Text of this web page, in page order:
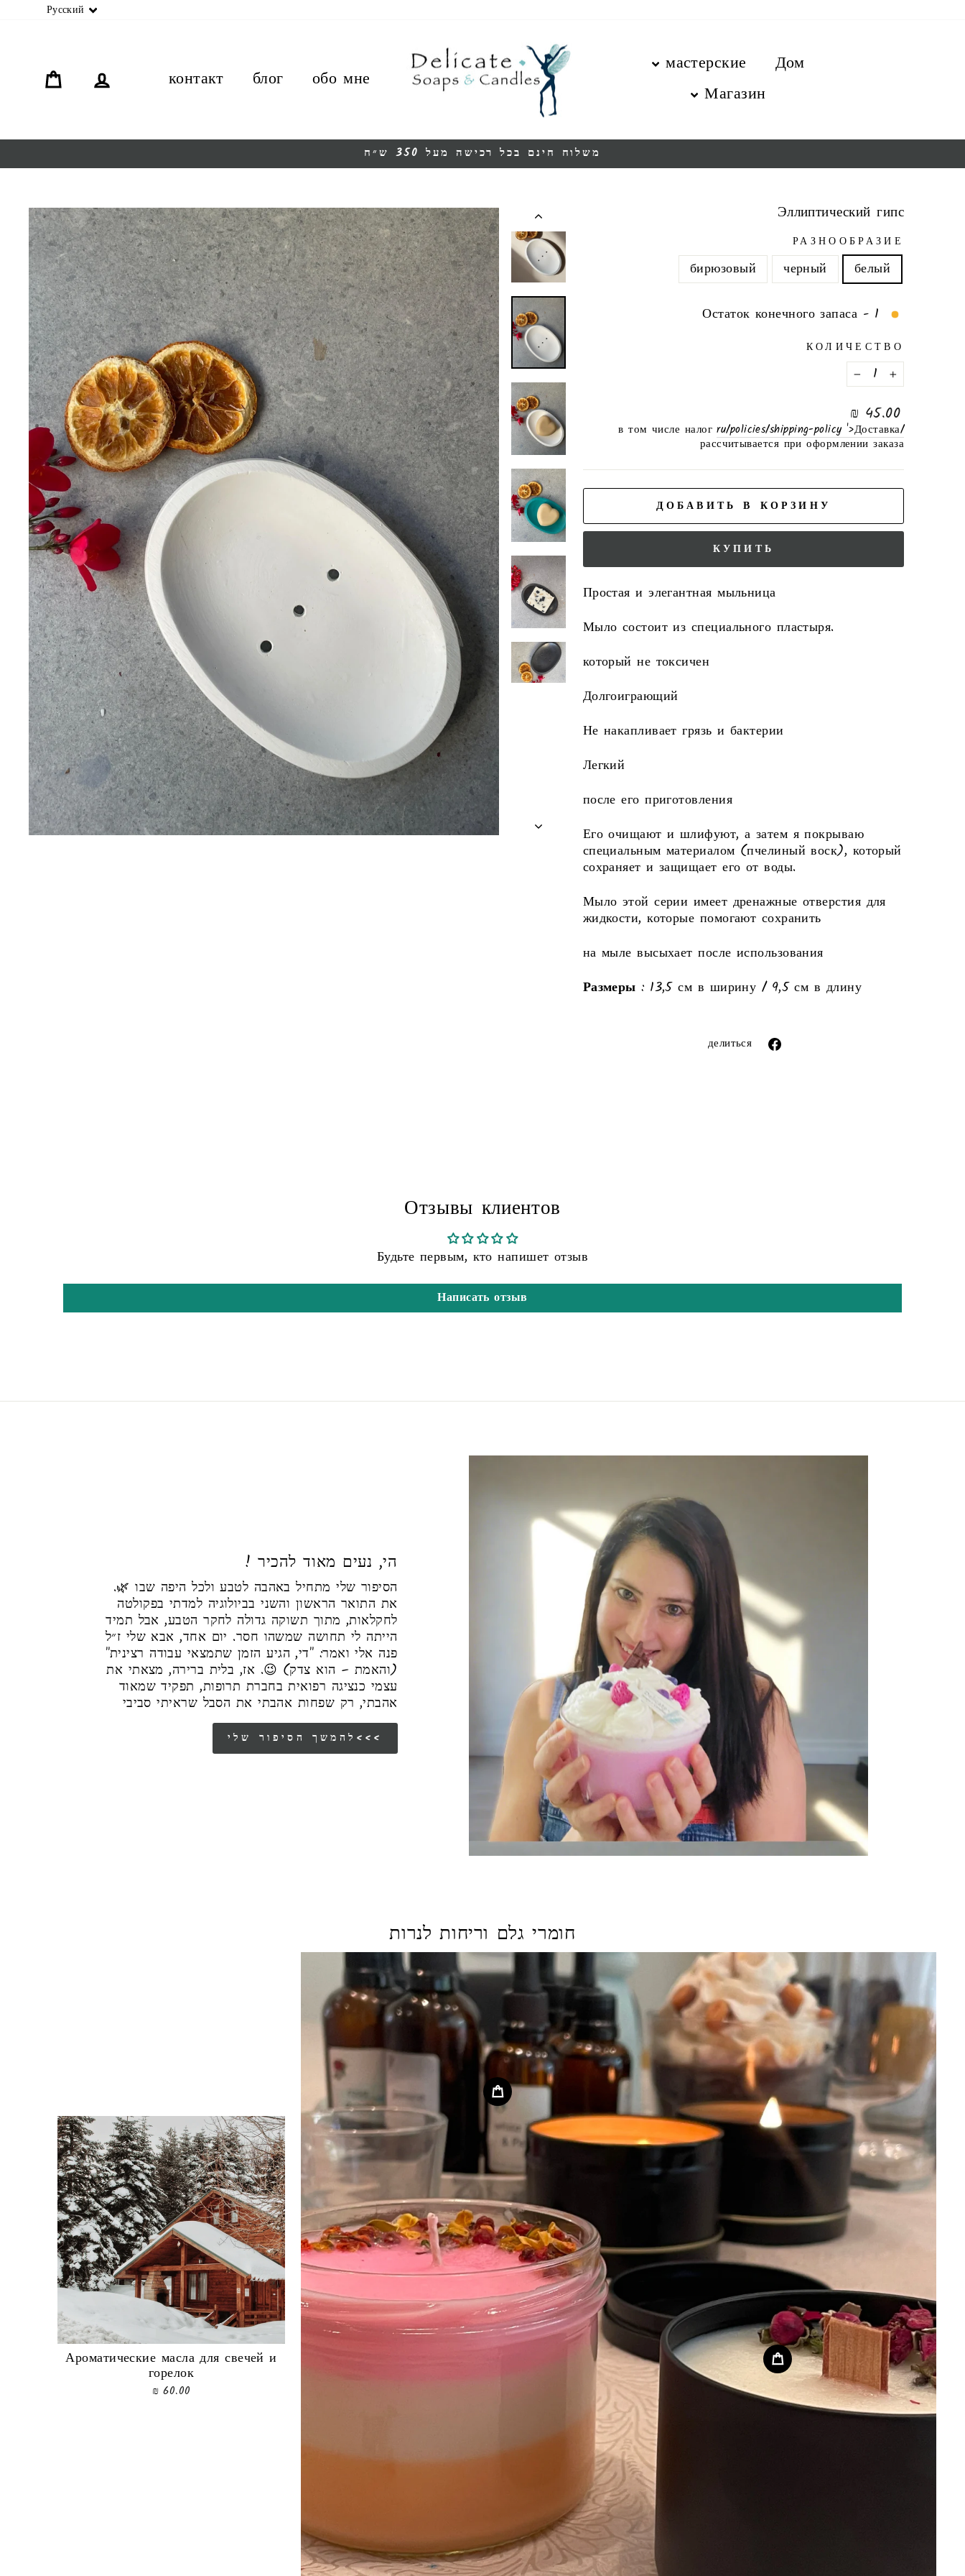
язык
Русский
Дом
мастерские
Магазин
обо мне
блог
контакт
связь
Остановить
משלוח חינם בכל רכישה מעל 350 ש״ח
Эллиптический гипс
РАЗНООБРАЗИЕ
белый
черный
бирюзовый
Остаток конечного запаса - 1
КОЛИЧЕСТВО
−
+
нормальная
цена
45.00 ₪
в том числе налог
/ru/policies/shipping-policy '>Доставка
рассчитывается при оформлении заказа
ДОБАВИТЬ В КОРЗИНУ
КУПИТЬ
Простая и элегантная мыльница
Мыло состоит из специального пластыря.
который не токсичен
Долгоиграющий
Не накапливает грязь и бактерии
Легкий
после его приготовления
Его очищают и шлифуют, а затем я покрываю
специальным материалом (пчелиный воск), который
сохраняет и защищает его от воды.
Мыло этой серии имеет дренажные отверстия для
жидкости, которые помогают сохранить
на мыле высыхает после использования
Размеры : 13,5 см в ширину / 9,5 см в длину
делиться
Отзывы клиентов
Будьте первым, кто напишет отзыв
Написать отзыв
! הי, נעים מאוד להכיר
את התואר הראשון והשני בביולוגיה למדתי בפקולטה
לחקלאות, מתוך תשוקה גדולה לחקר הטבע, אבל תמיד
הייתה לי תחושה שמשהו חסר. יום אחד, אבא שלי ז״ל
פנה אלי ואמר: "די, הגיע הזמן שתמצאי עבודה רצינית"
(והאמת – הוא צדק) 😉. אז, בלית ברירה, מצאתי את
עצמי כנציגה רפואית בחברת תרופות, תפקיד שמאוד
אהבתי, רק שפחות אהבתי את הסבל שראיתי סביבי
להמשך הסיפור שלי<<<
חומרי גלם וריחות לנרות
Ароматические масла для свечей и
горелок
60.00 ₪